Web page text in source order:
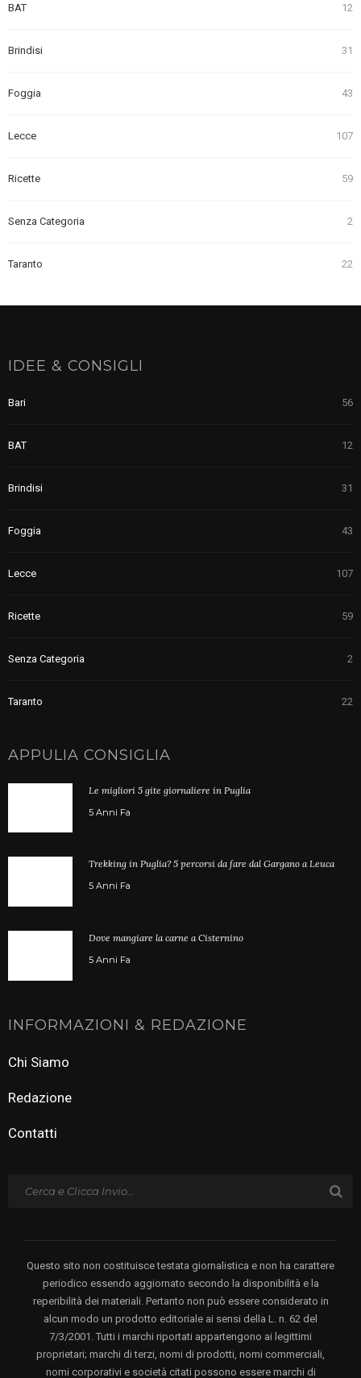
BAT 12
Brindisi 31
Foggia 43
Lecce 107
Ricette 59
Senza Categoria 2
Taranto 22
IDEE & CONSIGLI
Bari 56
BAT 12
Brindisi 31
Foggia 43
Lecce 107
Ricette 59
Senza Categoria 2
Taranto 22
APPULIA CONSIGLIA
Le migliori 5 gite giornaliere in Puglia
5 Anni Fa
Trekking in Puglia? 5 percorsi da fare dal Gargano a Leuca
5 Anni Fa
Dove mangiare la carne a Cisternino
5 Anni Fa
INFORMAZIONI & REDAZIONE
Chi Siamo
Redazione
Contatti
Questo sito non costituisce testata giornalistica e non ha carattere
periodico essendo aggiornato secondo la disponibilità e la
reperibilità dei materiali. Pertanto non può essere considerato in
alcun modo un prodotto editoriale ai sensi della L. n. 62 del
7/3/2001. Tutti i marchi riportati appartengono ai legittimi
proprietari; marchi di terzi, nomi di prodotti, nomi commerciali,
nomi corporativi e società citati possono essere marchi di